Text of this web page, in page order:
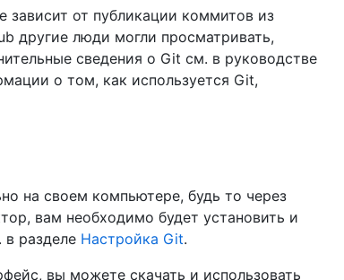
зависит от публикации коммитов из
другие люди могли просматривать,
сведения о Git см. в руководстве
о том, как используется Git,
на своем компьютере, будь то через
вам необходимо будет установить и
в разделе Настройка Git.
вы можете скачать и использовать